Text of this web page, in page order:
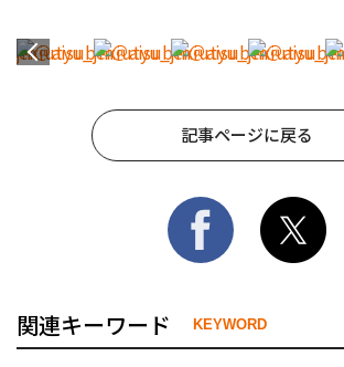
記事ページに戻る
関連キーワード KEYWORD